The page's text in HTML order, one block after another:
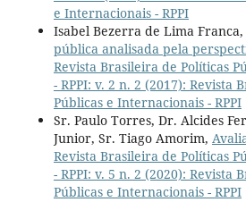
e Internacionais - RPPI
Isabel Bezerra de Lima Franca,
pública analisada pela
Revista Brasileira de Políticas
- RPPI: v. 2 n. 2 (2017): Revista
Públicas e Internacionais - RPPI
Sr. Paulo Torres, Dr. Alcides
Junior, Sr. Tiago Amorim,
Revista Brasileira de Políticas
- RPPI: v. 5 n. 2 (2020): Revista
Públicas e Internacionais - RPPI